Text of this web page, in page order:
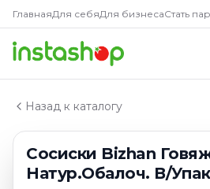
ГлавнаяДля себяДля бизнесаСтать
Назад к каталогу
Сосиски Bizhan
Натур.Обалоч. В/
Главная
Каталог
Сосиски
Сосиски Bizhan Говяжьи 450 Г